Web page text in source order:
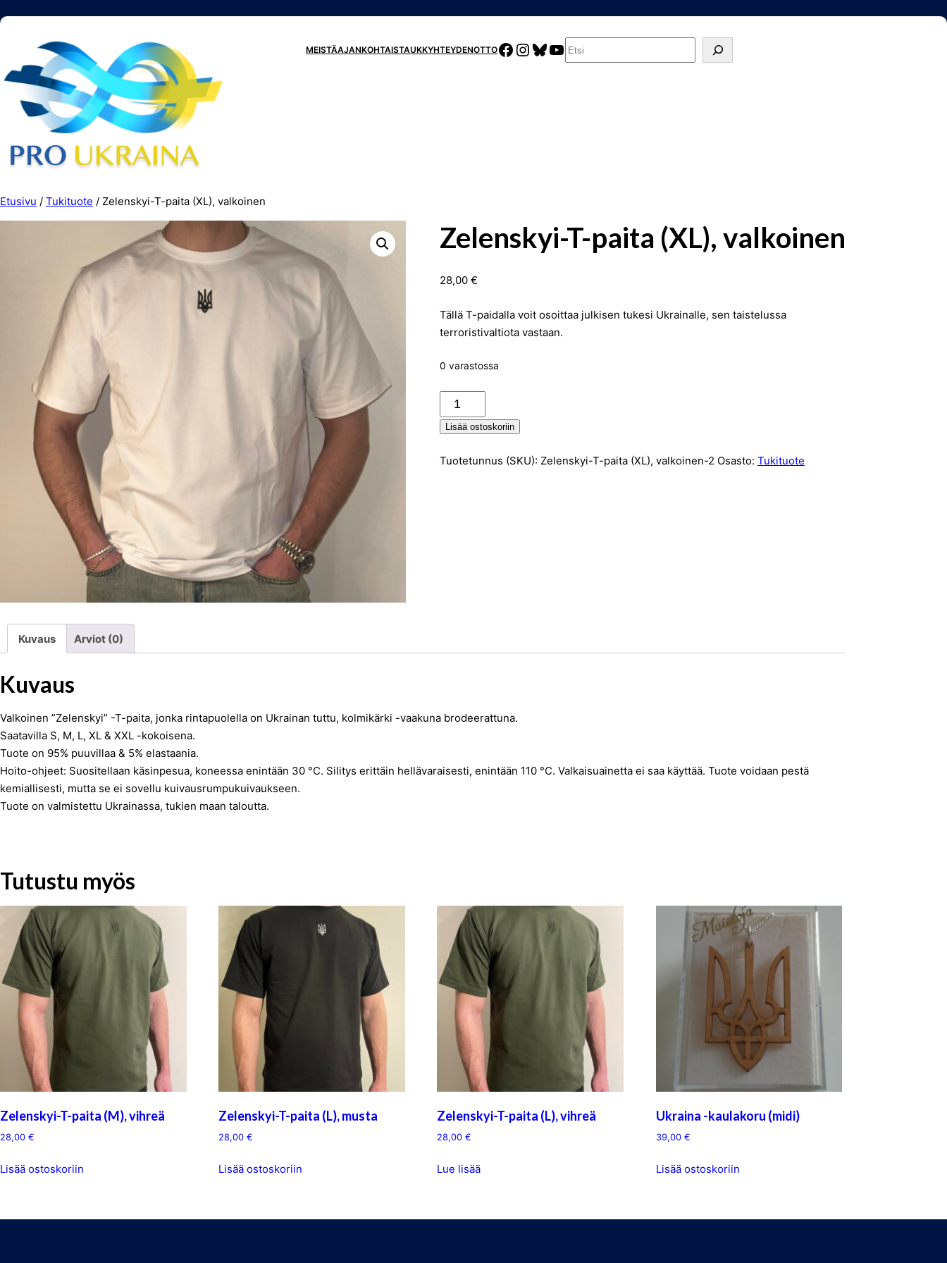
sisältöön
MEISTÄAJANKOHTAISTAUKKYHTEYDENOTTOFACEBOOK INSTAGRAMBLUESKY YOUTUBE
Etusivu / Tukituote / Zelenskyi-T-paita (XL), valkoinen
Zelenskyi-T-paita (XL), valkoinen
28,00 €
Tällä T-paidalla voit osoittaa julkisen tukesi Ukrainalle, sen taistelussa
terroristivaltiota vastaan.
0 varastossa
Zelenskyi-
T-
paita
valkoinen
Lisää ostoskoriin
Tuotetunnus (SKU): Zelenskyi-T-paita (XL), valkoinen-2 Osasto: Tukituote
Kuvaus Arviot (0)
Kuvaus
Valkoinen ”Zelenskyi” -T-paita, jonka rintapuolella on Ukrainan tuttu, kolmikärki -vaakuna brodeerattuna.
Saatavilla S, M, L, XL & XXL -kokoisena.
Tuote on 95% puuvillaa & 5% elastaania.
Hoito-ohjeet: Suositellaan käsinpesua, koneessa enintään 30 °C. Silitys erittäin hellävaraisesti, enintään 110 °C. Valkaisuainetta ei saa käyttää. Tuote voidaan pestä
kemiallisesti, mutta se ei sovellu kuivausrumpukuivaukseen.
Tuote on valmistettu Ukrainassa, tukien maan taloutta.
Tutustu myös
Zelenskyi-T-paita (M), vihreä
28,00 €
Lisää ostoskoriin
Zelenskyi-T-paita (L), musta
28,00€
Lisää ostoskoriin
Zelenskyi-T-paita (L), vihreä
28,00€
Lue lisää
Ukraina -kaulakoru (midi)
39,00 €
Lisää ostoskoriin